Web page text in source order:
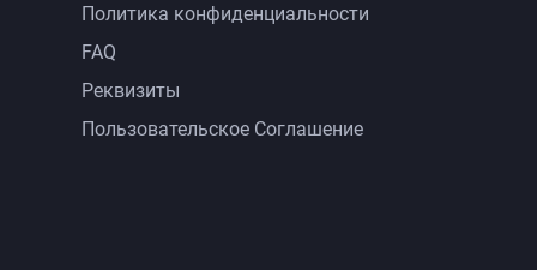
Политика конфиденциальности
FAQ
Реквизиты
Пользовательское Соглашение